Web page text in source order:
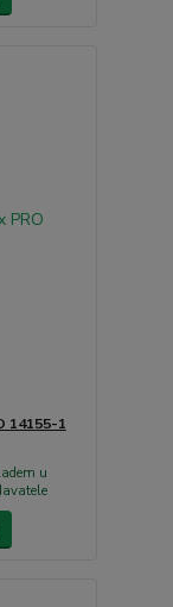
14155-1
u